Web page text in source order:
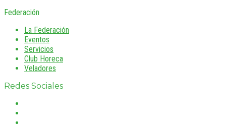
Federación
La Federación
Eventos
Servicios
Club Horeca
Veladores
Redes Sociales